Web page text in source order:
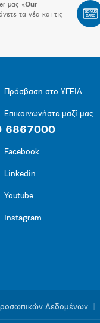
μας «Our
τα νέα και τις
BONUS
CARD
Πρόσβαση στο ΥΓΕΙΑ
Επικοινωνήστε μαζί μας
6867000
Facebook
Linkedin
Youtube
Instagram
Δεδομένων